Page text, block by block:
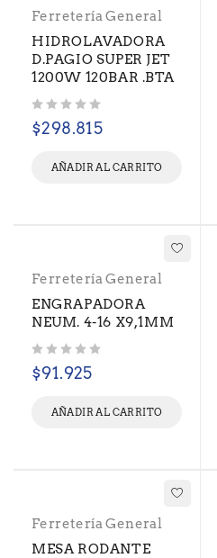
Ferretería General
HIDROLAVADORA
D.PAGIO SUPER JET
1200W 120BAR .BTA
$298.815
AÑADIR AL CARRITO
Ferretería General
ENGRAPADORA
NEUM. 4-16 X9,1MM
$91.925
AÑADIR AL CARRITO
Ferretería General
MESA RODANTE